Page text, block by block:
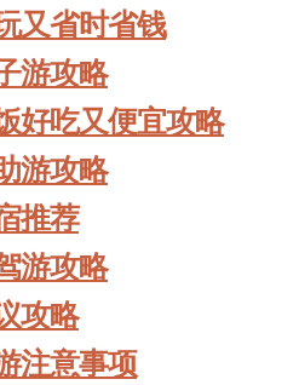
又省时省钱
游攻略
好吃又便宜攻略
游攻略
推荐
游攻略
攻略
注意事项